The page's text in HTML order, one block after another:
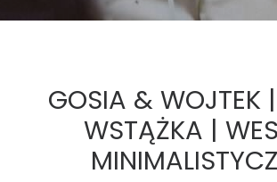
GOSIA & WOJTEK
WSTĄŻKA |